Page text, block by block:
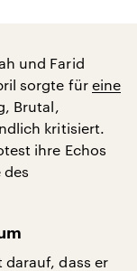
und Farid
sorgte für eine
Brutal,
kritisiert.
ihre Echos
des
darauf, dass er